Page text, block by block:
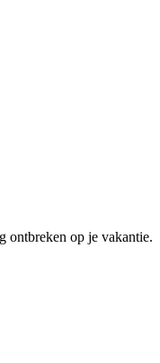
ontbreken op je vakantie.